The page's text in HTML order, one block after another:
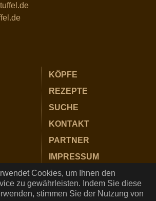
Cookies, um Ihnen den
zu gewährleisten. Indem Sie diese
stimmen Sie der Nutzung von
KÖPFE
REZEPTE
SUCHE
KONTAKT
PARTNER
IMPRESSUM
DATENSCHUTZ